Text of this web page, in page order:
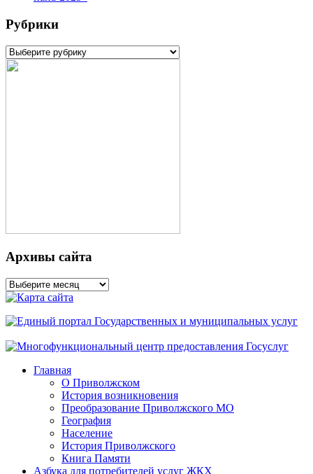
Рубрики
Рубрики
Архивы сайта
Архивы
сайта
Главная
О Приволжском
История возникновения
Преобразование Приволжского МО
География
Население
История Приволжского
Книга Памяти
Азбука для потребителей услуг ЖКХ